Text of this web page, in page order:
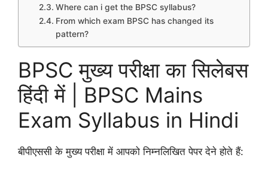
Where can i get the BPSC syllabus?
From which exam BPSC has changed its
pattern?
BPSC मुख्य परीक्षा का सिलेबस
हिंदी में | BPSC Mains
Exam Syllabus in Hindi
बीपीएससी के मुख्य परीक्षा में आपको निम्नलिखित पेपर देने होते हैं: